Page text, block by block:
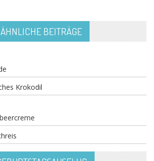
ÄHNLICHE BEITRÄGE
Krokodil